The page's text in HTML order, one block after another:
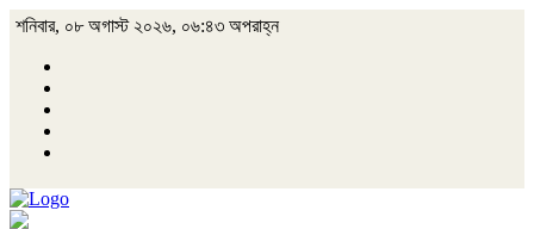
শনিবার, ০৮ অগাস্ট ২০২৬, ০৬:৪৩ অপরাহ্ন